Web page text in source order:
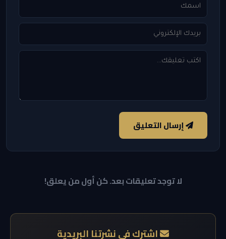
إرسال التعليق
لا توجد تعليقات بعد. كن أول من يعلق!
اشترك في نشرتنا البريدية